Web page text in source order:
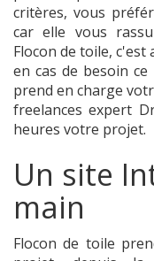
critères, vous
car elle vous
Flocon de toile,
en cas de besoin
prend en charge
freelances expert
heures votre projet.
Un site
main
Flocon de toile